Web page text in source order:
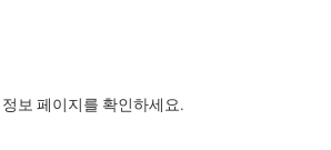
보 페이지를 확인하세요.